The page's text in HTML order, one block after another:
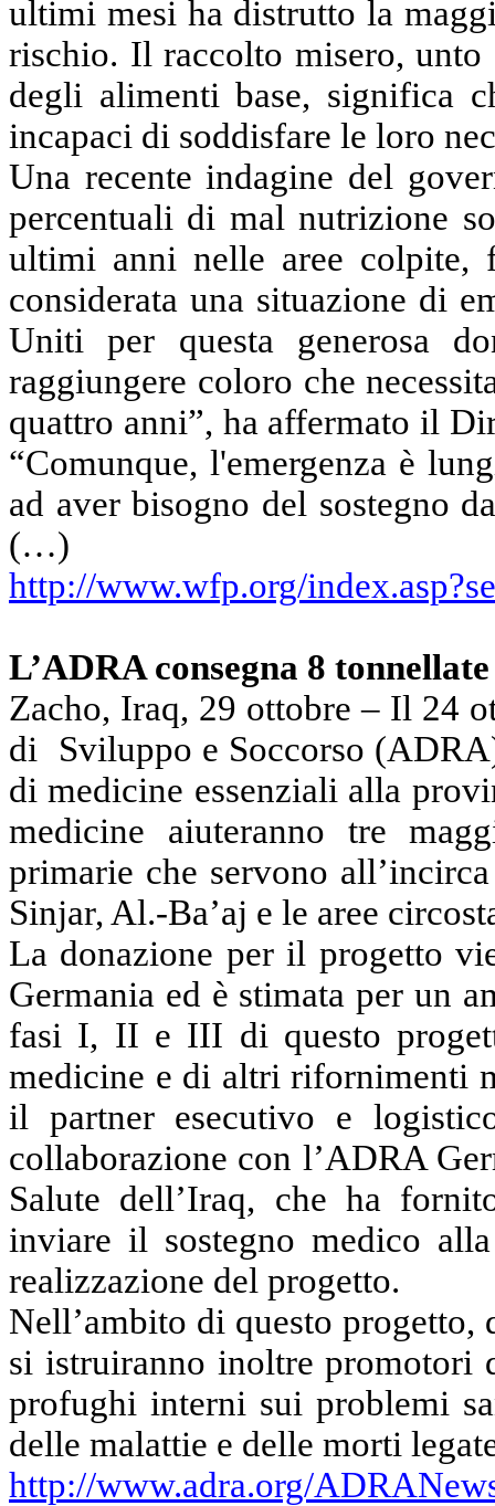
ultimi mesi ha distrutto la
rischio. Il raccolto misero, unto
degli alimenti base, significa
incapaci di soddisfare le loro
Una recente indagine del
percentuali di mal nutrizione
ultimi anni nelle aree
considerata una situazione di
Uniti per questa generosa
raggiungere coloro che
quattro anni”, ha affermato il
“Comunque, l'emergenza è
ad aver bisogno del sostegno
(…)
http://www.wfp.org/
L’ADRA consegna 8
Zacho, Iraq, 29 ottobre – Il 24
di
Sviluppo e Soccorso
di medicine essenziali alla
medicine aiuteranno tre
primarie che servono
Sinjar, Al.-Ba’aj e le aree
La donazione per il progetto
Germania ed è stimata per un
fasi I, II e III di questo
medicine e di altri rifornimenti
il partner esecutivo e
collaborazione con l’ADRA
Salute dell’Iraq, che ha
inviare il sostegno medico
realizzazione del progetto.
Nell’ambito di questo
si istruiranno inoltre promotori
profughi interni sui problemi
delle malattie e delle morti
http://www.adra.org/